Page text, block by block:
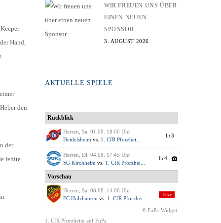
Hand,
den
der
fehlte
WIR FREUEN UNS ÜBER
EINEN NEUEN
SPONSOR
3. AUGUST 2026
AKTUELLE SPIELE